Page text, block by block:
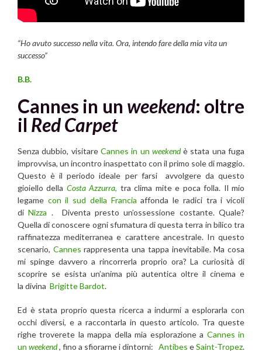
“Ho avuto successo nella vita. Ora, intendo fare della mia vita un
successo”
B.B.
Cannes in un weekend: oltre
il Red Carpet
Senza dubbio, visitare Cannes in un weekendè stata una fuga
improvvisa, un incontro inaspettato con il primo sole di maggio.
Questo è il periodo ideale per farsi avvolgere da questo
gioiello della Costa Azzurra, tra clima mite e poca folla. Il mio
legame con il sud della Francia affonda le radici tra i vicoli
diNizza . Diventa presto un’ossessione costante. Quale?
Quella di conoscere ogni sfumatura di questa terra in bilico tra
raffinatezza mediterranea e carattere ancestrale. In questo
scenario, Cannes rappresenta una tappa inevitabile. Ma cosa
mi spinge davvero a rincorrerla proprio ora? La curiosità di
scoprire se esista un’anima più autentica oltre il cinema e
la divina Brigitte Bardot.
Ed è stata proprio questa ricerca a indurmi a esplorarla con
occhi diversi, e a raccontarla in questo articolo. Tra queste
righe troverete la mappa della mia esplorazione a Cannes in
un weekend, fino a sfiorarne i dintorni: Antibes eSaint-Tropez.